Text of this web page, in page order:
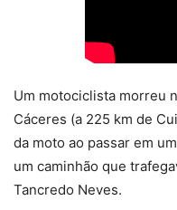
Um motociclista morreu
Cáceres (a 225 km de
da moto ao passar em
um caminhão que
Tancredo Neves.